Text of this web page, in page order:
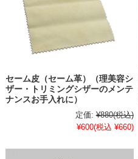
セーム皮（セーム革）（理美容シ
ザー・トリミングシザーのメンテ
ナンスお手入れに）
定価: ¥880(税込)
¥600(税込 ¥660)